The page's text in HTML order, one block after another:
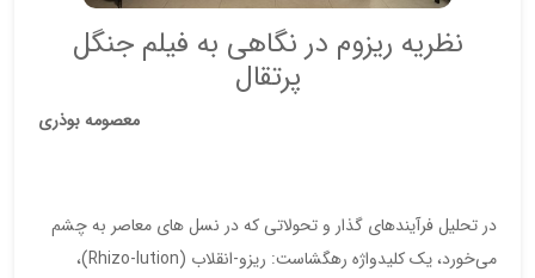
نظریه ریزوم در نگاهی به فیلم جنگل
پرتقال
معصومه بوذری
در تحلیل فرآیندهای گذار و تحولاتی که در نسل های معاصر به چشم
می‌خورد، یک کلیدواژه رهگشاست: ریزو-انقلاب (Rhizo-lution)،